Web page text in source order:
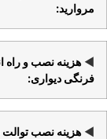
مروارید:
◀️هزینه نصب و راه
فرنگی دیواری:
◀️هزینه نصب توالت